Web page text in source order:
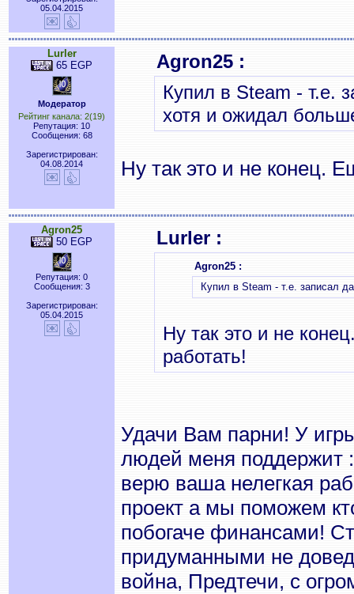
05.04.2015
Lurler
65 EGP
Модератор
Рейтинг канала: 2(19)
Репутация: 10
Сообщения: 68
Зарегистрирован:
04.08.2014
Agron25 :
Купил в Steam - т.е.
хотя и ожидал
Ну так это и не конец.
Agron25
50 EGP
Репутация: 0
Сообщения: 3
Зарегистрирован:
05.04.2015
Lurler :
Agron25 :
Купил в Steam - т.е. записал
Ну так это и не
работать!
Удачи Вам парни! У
людей меня поддержит
верю ваша нелегкая
проект а мы поможем
побогаче финансами!
придуманными не
война, Предтечи, с